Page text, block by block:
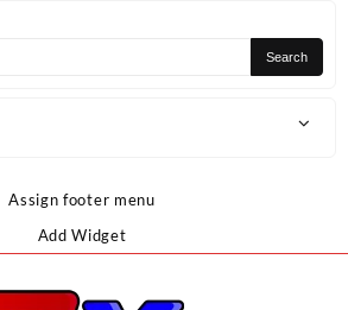
Assign footer menu
Add Widget